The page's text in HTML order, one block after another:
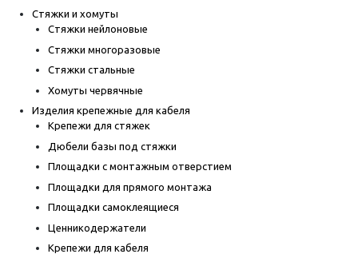
Стяжки и хомуты
Стяжки нейлоновые
Стяжки многоразовые
Стяжки стальные
Хомуты червячные
Изделия крепежные для кабеля
Крепежи для стяжек
Дюбели базы под стяжки
Площадки с монтажным отверстием
Площадки для прямого монтажа
Площадки самоклеящиеся
Ценникодержатели
Крепежи для кабеля